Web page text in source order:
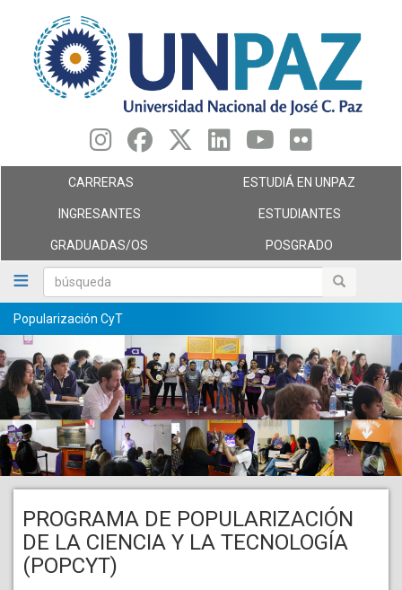
contenido
principal
búsqueda búsqueda
CARRERAS ESTUDIÁ EN UNPAZ
INGRESANTES ESTUDIANTES
GRADUADAS/OS POSGRADO
Popularización CyT
PROGRAMA DE POPULARIZACIÓN
DE LA CIENCIA Y LA TECNOLOGÍA
(POPCYT)